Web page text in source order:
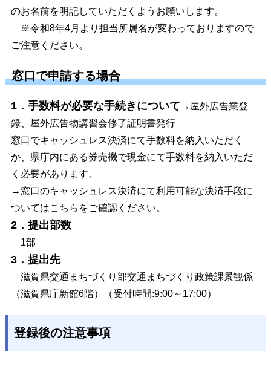
のお名前を明記していただくようお願いします。
※令和8年4月より担当所属名が変わっておりますので
ご注意ください。
窓口で申請する場合
1．手数料が必要な手続きについて →屋外広告業登
録、屋外広告物講習会修了証明書発行
窓口でキャッシュレス決済にて手数料を納入いただく
か、県庁内にある券売機で現金にて手数料を納入いただ
く必要があります。
→窓口のキャッシュレス決済にて利用可能な決済手段に
ついてはこちら をご確認ください。
2．提出部数
1部
3．提出先
滋賀県交通まちづくり部交通まちづくり政策課景観係
（滋賀県庁新館6階）（受付時間:9:00～17:00）
登録後の注意事項